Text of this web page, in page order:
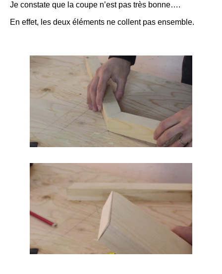
Je constate que la coupe n’est pas très bonne….
En effet, les deux éléments ne collent pas ensemble.